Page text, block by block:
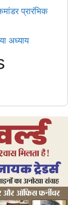
प्रारंभिक
अध्याय